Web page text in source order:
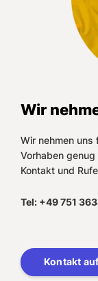
Wir
Wir nehmen uns
Vorhaben
Kontakt und
Tel: +49 751
Kontakt